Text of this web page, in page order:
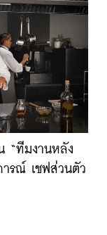
“ทีมงานหลัง
รณ์ เชฟส่วนตัว